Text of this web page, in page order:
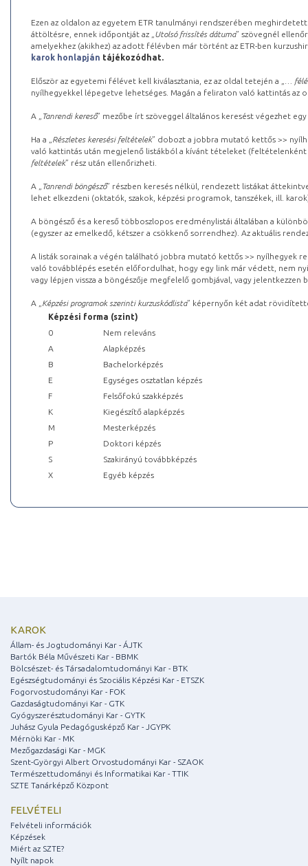
Ezen az oldalon az egyetem ETR tanulmányi rendszerében
áttöltésre, ennek időpontját az „ Utolsó frissítés dátuma” szövegnél
amelyekhez (akikhez) az adott félévben már történt az ETR-ben
karok honlapján tájékozódhat.
Először az egyetemi félévet kell kiválasztania, ez az oldal tetején a „
…
nyílhegyekkel lépegetve lehetséges. Magán a feliraton való kattintás az
A „ Tanrendi kereső” mezőbe írt szöveggel általános keresést végezhet
Ha a „ Részletes keresési feltételek” dobozt a jobbra mutató kettős >>
való kattintás után megjelenő listákból a kívánt tételeket (feltételenként
feltételek” rész után ellenőrizheti.
A „ Tanrendi böngésző” részben keresés nélkül, rendezett listákat
lehet elkezdeni (oktatók, szakok, képzési programok, tanszékek, ill.
A böngésző és a kereső többoszlopos eredménylistái általában a
(egyszer az emelkedő, kétszer a csökkenő sorrendhez). Az aktuális
A listák sorainak a végén található jobbra mutató kettős >> nyílhegyek
való továbblépés esetén előfordulhat, hogy egy link már védett, nem
vagy lépjen vissza a böngészője megfelelő gombjával, vagy
A „ Képzési programok szerinti kurzuskódlista” képernyőn két adat
Képzési forma (szint)
0
Nem releváns
A
Alapképzés
B
Bachelorképzés
E
Egységes osztatlan képzés
F
Felsőfokú szakképzés
K
Kiegészítő alapképzés
M
Mesterképzés
P
Doktori képzés
S
Szakirányú továbbképzés
X
Egyéb képzés
KAROK
Állam- és Jogtudományi Kar - ÁJTK
Bartók Béla Művészeti Kar - BBMK
Bölcsészet- és Társadalomtudományi Kar - BTK
Egészségtudományi és Szociális Képzési Kar - ETSZK
Fogorvostudományi Kar - FOK
Gazdaságtudományi Kar - GTK
Gyógyszerésztudományi Kar - GYTK
Juhász Gyula Pedagógusképző Kar - JGYPK
Mérnöki Kar - MK
Mezőgazdasági Kar - MGK
Szent-Györgyi Albert Orvostudományi Kar - SZAOK
Természettudományi és Informatikai Kar - TTIK
SZTE Tanárképző Központ
FELVÉTELI
Felvételi információk
Képzések
Miért az SZTE?
Nyílt napok